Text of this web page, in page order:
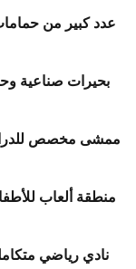
عدد كبير من
بحيرات صناعية
ممشى مخصص
منطقة ألعاب
نادي رياضي